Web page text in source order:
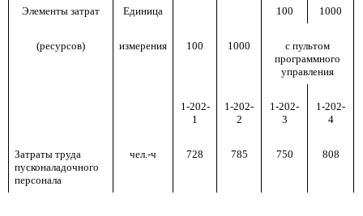
Элементы затрат Единица 100 1000
(ресурсов) измерения 100 1000
с пультом
программного
управления
1-202-
1
1-202-
2
1-202-
3
1-202-
4
Затраты труда
пусконаладочного
персонала
чел.-ч 728 785 750 808